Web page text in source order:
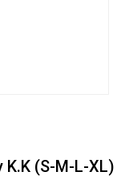
K.K (S-M-L-XL)